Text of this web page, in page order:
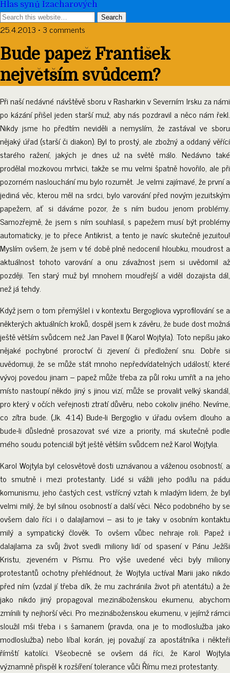
Hlas synů Izacharových
25.4.2013 • 3 comments
Bude papež František
největším svůdcem?
Při naší nedávné návštěvě sboru v Rasharkin v Severním Irsku za námi
po kázání přišel jeden starší muž, aby nás pozdravil a něco nám řekl.
Nikdy jsme ho předtím neviděli a nemyslím, že zastával ve sboru
nějaký úřad (starší či diakon). Byl to prostý, ale zbožný a oddaný věřící
starého ražení, jakých je dnes už na světě málo. Nedávno také
prodělal mozkovou mrtvici, takže se mu velmi špatně hovořilo, ale při
pozorném naslouchání mu bylo rozumět. Je velmi zajímavé, že první a
jediná věc, kterou měl na srdci, bylo varování před novým jezuitským
papežem, ať si dáváme pozor, že s ním budou jenom problémy.
Samozřejmě, že jsem s ním souhlasil, s papežem musí být problémy
automaticky, je to přece Antikrist, a tento je navíc skutečně jezuitou!
Myslím ovšem, že jsem v té době plně nedocenil hloubku, moudrost a
aktuálnost tohoto varování a onu závažnost jsem si uvědomil až
později. Ten starý muž byl mnohem moudřejší a viděl dozajista dál,
než já tehdy.
Když jsem o tom přemýšlel i v kontextu Bergogliova vyprofilování se a
některých aktuálních kroků, dospěl jsem k závěru, že bude dost možná
ještě větším svůdcem než Jan Pavel II (Karol Wojtyla). Toto nepíšu jako
nějaké pochybné proroctví či zjevení či předložení snu. Dobře si
uvědomuji, že se může stát mnoho nepředvídatelných událostí, které
vývoj povedou jinam – papež může třeba za půl roku umřít a na jeho
místo nastoupí někdo jiný s jinou vizí, může se provalit velký skandál,
pro který v očích veřejnosti ztratí důvěru, nebo cokoliv jiného. Nevíme,
co zítra bude. (Jk. 4:14) Bude-li Bergoglio v úřadu ovšem dlouho a
bude-li důsledně prosazovat své vize a priority, má skutečně podle
mého soudu potenciál být ještě větším svůdcem než Karol Wojtyla.
Karol Wojtyla byl celosvětově dosti uznávanou a váženou osobností, a
to smutně i mezi protestanty. Lidé si vážili jeho podílu na pádu
komunismu, jeho častých cest, vstřícný vztah k mladým lidem, že byl
velmi milý, že byl silnou osobností a další věci. Něco podobného by se
ovšem dalo říci i o dalajlamovi – asi to je taky v osobním kontaktu
milý a sympatický člověk. To ovšem vůbec nehraje roli. Papež i
dalajlama za svůj život svedli miliony lidí od spasení v Pánu Ježíši
Kristu, zjeveném v Písmu. Pro výše uvedené věci byly miliony
protestantů ochotny přehlédnout, že Wojtyla uctíval Marii jako nikdo
před ním (vzdal jí třeba dík, že mu zachránila život při atentátu) a že
jako nikdo jiný propagoval mezináboženskou ekumenu, abychom
zmínili ty nejhorší věci. Pro mezináboženskou ekumenu, v jejímž rámci
sloužil mši třeba i s šamanem (pravda, ona je to modloslužba jako
modloslužba) nebo líbal korán, jej považují za apostátníka i někteří
římští katolíci. Všeobecně se ovšem dá říci, že Karol Wojtyla
významně přispěl k rozšíření tolerance vůči Římu mezi protestanty.